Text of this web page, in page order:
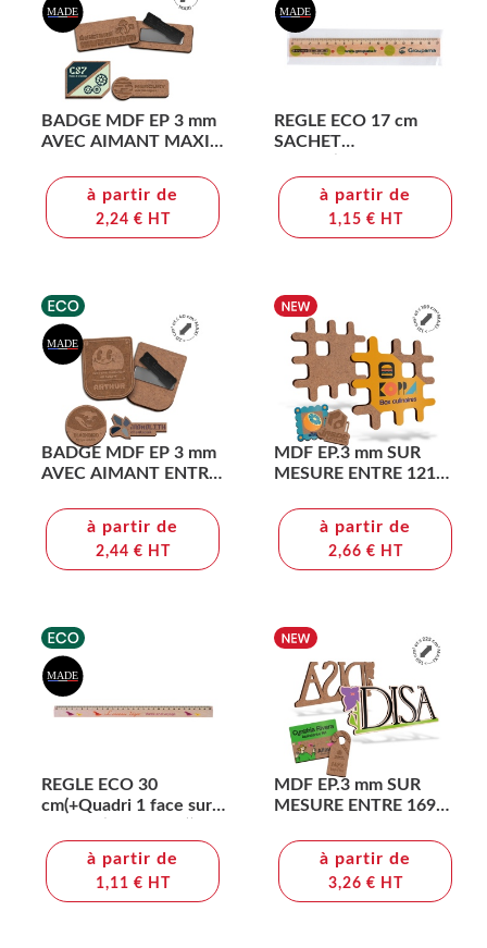
BADGE MDF EP 3 mm
AVEC AIMANT MAXI
à partir de
2,24 € HT
REGLE ECO 17 cm
SACHET
sur la regle (17x1,3 cm))
à partir de
1,15 € HT
BADGE MDF EP 3 mm
AVEC AIMANT ENTRE
MAXI
à partir de
2,44 € HT
MDF EP.3 mm SUR
MESURE ENTRE 121
à partir de
2,66 € HT
REGLE ECO 30
cm(+Quadri 1 face sur
à partir de
1,11 € HT
MDF EP.3 mm SUR
MESURE ENTRE 169
à partir de
3,26 € HT